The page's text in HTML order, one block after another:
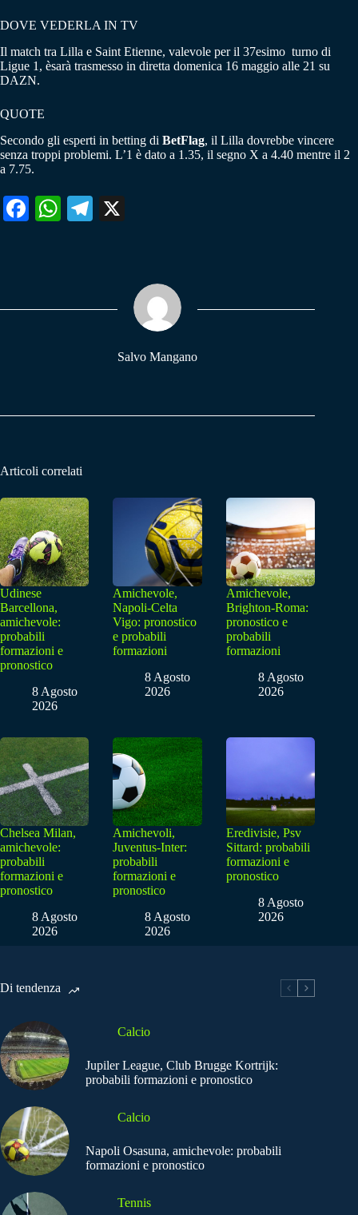
DOVE VEDERLA IN TV
Il match tra Lilla e Saint Etienne, valevole per il 37esimo turno di
Ligue 1, èsarà trasmesso in diretta domenica 16 maggio alle 21 su
DAZN.
QUOTE
Secondo gli esperti in betting di BetFlag, il Lilla dovrebbe vincere
senza troppi problemi. L’1 è dato a 1.35, il segno X a 4.40 mentre il 2
a 7.75.
Fa W
pp
Te
m
Salvo Mangano
Articoli correlati
Udinese
Barcellona,
amichevole:
probabili
formazioni e
pronostico
8 Agosto
2026
Amichevole,
Napoli-Celta
Vigo: pronostico
e probabili
formazioni
8 Agosto
2026
Amichevole,
Brighton-Roma:
pronostico e
probabili
formazioni
8 Agosto
2026
Chelsea Milan,
amichevole:
probabili
formazioni e
pronostico
8 Agosto
2026
Amichevoli,
Juventus-Inter:
probabili
formazioni e
pronostico
8 Agosto
2026
Eredivisie, Psv
Sittard: probabili
formazioni e
pronostico
8 Agosto
2026
Di tendenza
Calcio
Jupiler League, Club Brugge Kortrijk:
probabili formazioni e pronostico
Calcio
Napoli Osasuna, amichevole: probabili
formazioni e pronostico
Tennis